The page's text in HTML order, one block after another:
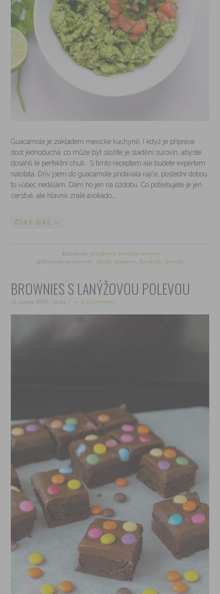
Guacamole je základem mexické kuchyně. I když je příprava
dost jednoduchá, co může být složité je sladění surovin, abyste
dosáhli té perfektní chuti. S tímto receptem ale budete expertem
natotata. Dřív jsem do guacamole přidávala rajče, poslední dobou
to vůbec nedělám. Dám ho jen na ozdobu. Co potřebujete je jen
čerstvé, ale hlavně zralé avokádo,…
ČÍST DÁL »
Kategorie: předkrmy, všechny recepty
Klíčová slova:avocado, cibule, jalapeno, koriandr, limetka
BROWNIES S LANÝŽOVOU POLEVOU
15. února 2019/ jarka 4 Comments